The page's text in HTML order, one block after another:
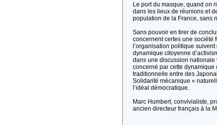
Le port du masque, quand on
dans les lieux de réunions et
population de la France, sans
Sans pouvoir en tirer de
concernent certes une société
l’organisation politique
dynamique citoyenne
dans une discussion nationale
concerné par cette
traditionnelle entre des
Solidarité mécanique «
l’idéal démocratique.
Marc Humbert, convivialiste,
ancien directeur français à la